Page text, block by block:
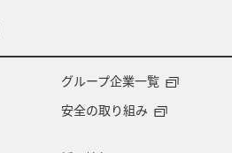
ス
ANA釣り倶楽部
グループ企業一覧
安全の取り組み